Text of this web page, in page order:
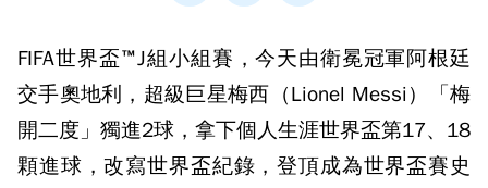
FIFA世界盃™J組小組賽，今天由衛冕冠軍阿根廷
交手奧地利，超級巨星梅西（Lionel Messi）「梅
開二度」獨進2球，拿下個人生涯世界盃第17、18
顆進球，改寫世界盃紀錄，登頂成為世界盃賽史